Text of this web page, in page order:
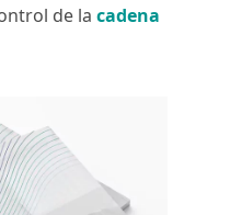
de la cadena